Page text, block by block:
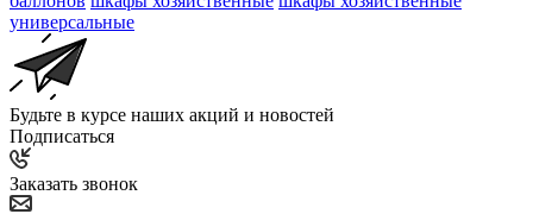
универсальные
Будьте в курсе наших акций и новостей
Подписаться
Заказать звонок